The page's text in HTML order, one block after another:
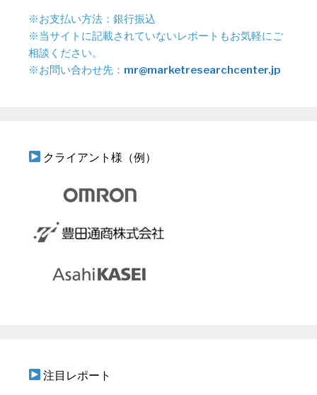
※お支払い方法：銀行振込
※当サイトに記載されていないレポートもお気軽にご
相談ください。
※お問い合わせ先： mr@marketresearchcenter.jp
クライアント様（例）
注目レポート